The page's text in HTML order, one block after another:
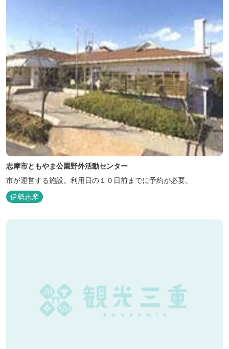
志摩市ともやま公園野外活動センター
市が運営する施設。利用日の１０日前までに予約が必要。
伊勢志摩